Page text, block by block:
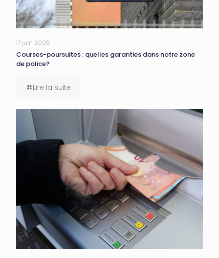
17 juin 2025
Courses-poursuites : quelles garanties dans notre zone
de police?
Lire la suite